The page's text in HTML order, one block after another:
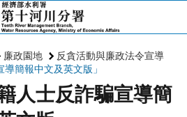
廉政園地
反貪活動與廉政法令宣導
簡報中文及英文版」
人士反詐騙宣導簡